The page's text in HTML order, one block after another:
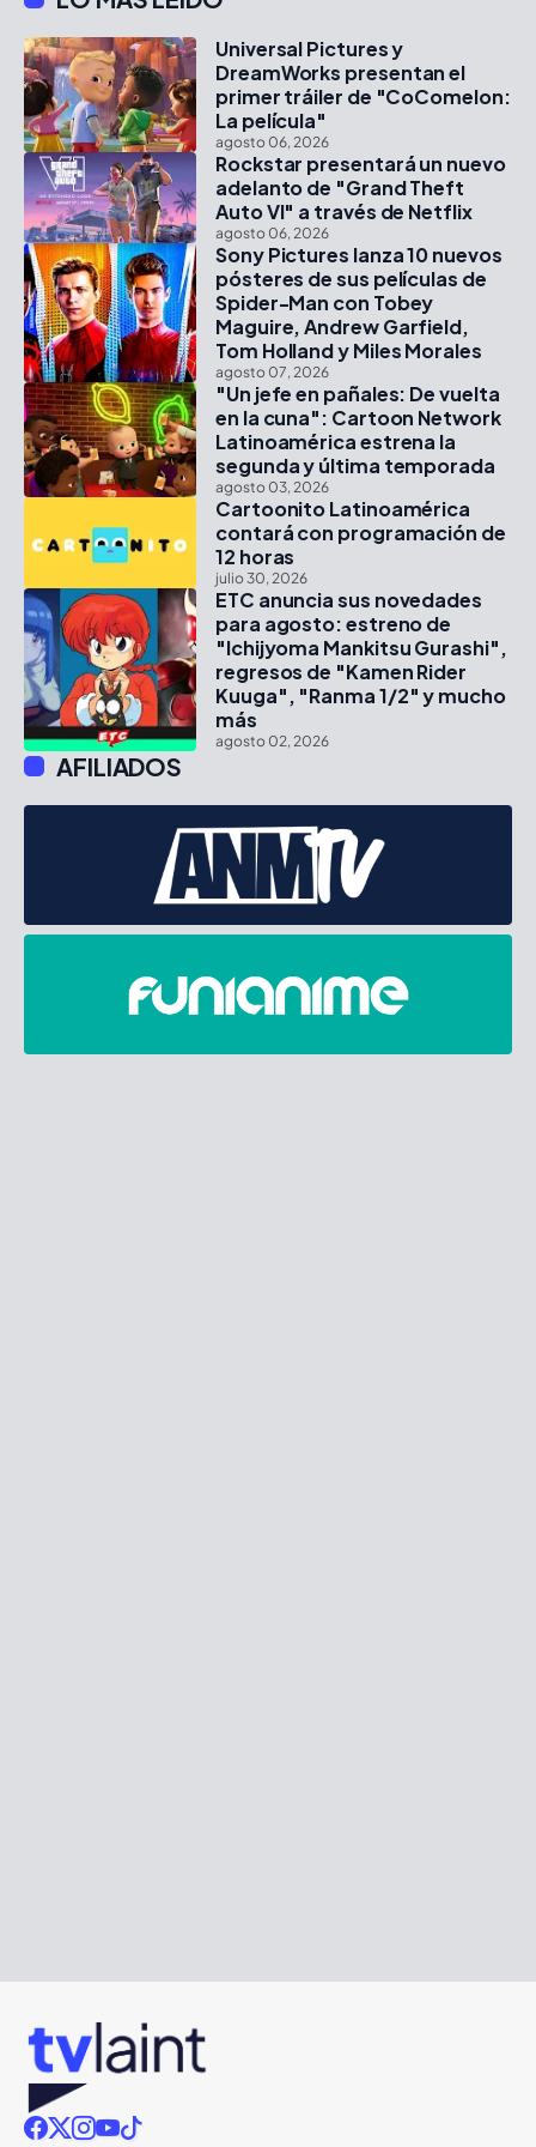
Universal Pictures y
DreamWorks presentan el
primer tráiler de "CoComelon:
La película"
agosto 06, 2026
Rockstar presentará un nuevo
adelanto de "Grand Theft
Auto VI" a través de Netflix
agosto 06, 2026
Sony Pictures lanza 10 nuevos
pósteres de sus películas de
Spider-Man con Tobey
Maguire, Andrew Garfield,
Tom Holland y Miles Morales
agosto 07, 2026
"Un jefe en pañales: De vuelta
en la cuna": Cartoon Network
Latinoamérica estrena la
segunda y última temporada
agosto 03, 2026
Cartoonito Latinoamérica
contará con programación de
12 horas
julio 30, 2026
ETC anuncia sus novedades
para agosto: estreno de
"Ichijyoma Mankitsu Gurashi",
regresos de "Kamen Rider
Kuuga", "Ranma 1/2" y mucho
más
agosto 02, 2026
AFILIADOS